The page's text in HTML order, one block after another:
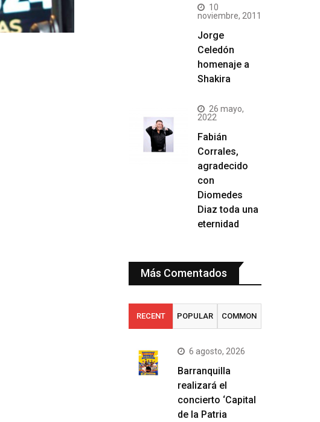
10
noviembre, 2011
Jorge
Celedón
homenaje a
Shakira
26 mayo,
2022
Fabián
Corrales,
agradecido
con
Diomedes
Diaz toda una
eternidad
Más Comentados
RECENT POPULAR COMMON
6 agosto, 2026
Barranquilla
realizará el
concierto ‘Capital
de la Patria